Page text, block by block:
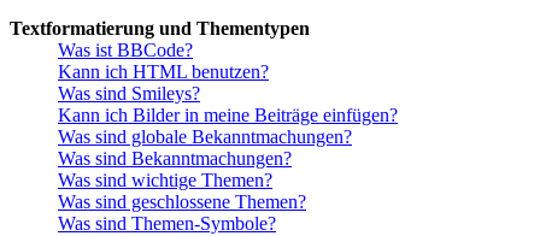
Textformatierung und Thementypen
Was ist BBCode?
Kann ich HTML benutzen?
Was sind Smileys?
Kann ich Bilder in meine Beiträge einfügen?
Was sind globale Bekanntmachungen?
Was sind Bekanntmachungen?
Was sind wichtige Themen?
Was sind geschlossene Themen?
Was sind Themen-Symbole?